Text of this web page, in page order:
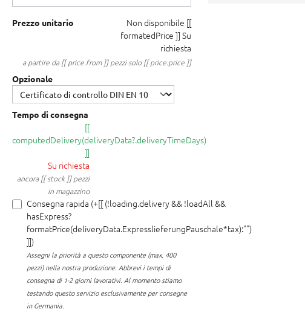
Prezzo unitario Non disponibile [[
formatedPrice ]] Su
richiesta
a partire da [[ price.from ]] pezzi solo [[ price.price ]]
Opzionale
Tempo di consegna
[[
computedDelivery(deliveryData?.deliveryTimeDays)
]]
Su richiesta
ancora [[ stock ]] pezzi
in magazzino
Consegna rapida (+[[ (!loading.delivery && !loadAll &&
hasExpress?
formatPrice(deliveryData.ExpresslieferungPauschale*tax):"")
]])
Assegni la priorità a questo componente (max. 400
pezzi) nella nostra produzione. Abbrevi i tempi di
consegna di 1-2 giorni lavorativi. Al momento stiamo
testando questo servizio esclusivamente per consegne
in Germania.